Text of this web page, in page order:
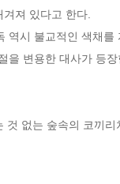
져 있다고 한다.
역시 불교적인 색채
을 변용한 대사가 등
것 없는 숲속의 코끼리